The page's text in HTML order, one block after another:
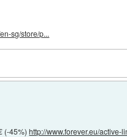
sg/store/p...
(-45%)http://www.forever.eu/active-